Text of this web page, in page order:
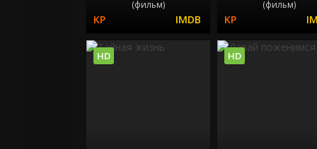
(фильм) (фильм)
HD HD